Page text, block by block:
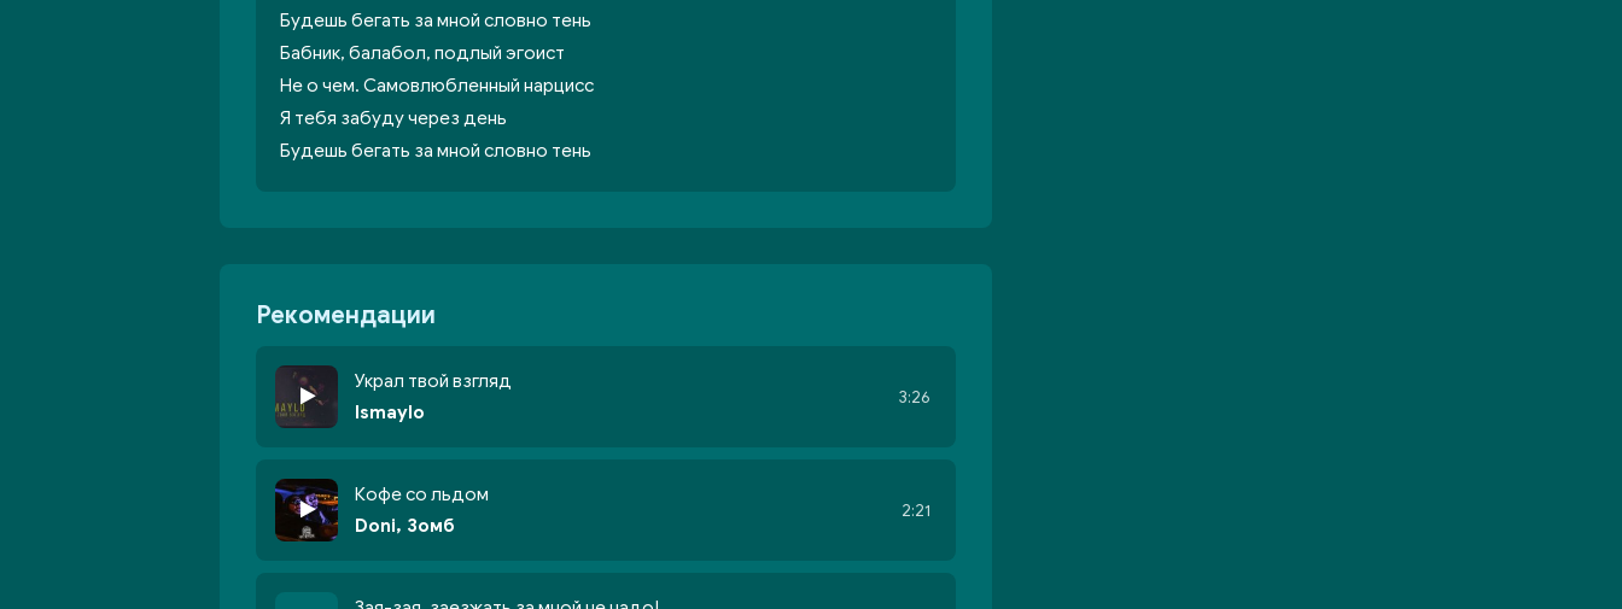
Будешь бегать за мной словно тень
Бабник, балабол, подлый эгоист
Не о чем. Самовлюбленный нарцисс
Я тебя забуду через день
Будешь бегать за мной словно тень
Рекомендации
Украл твой взгляд
Ismaylo
3:26
Кофе со льдом
Doni, Зомб
2:21